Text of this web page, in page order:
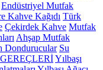
Endüstriyel Mutfak
Kahve Kağıdı Türk
Çekirdek Kahve Mutfak
Ahşap Mutfak
Dondurucular Su
Yılbaşı